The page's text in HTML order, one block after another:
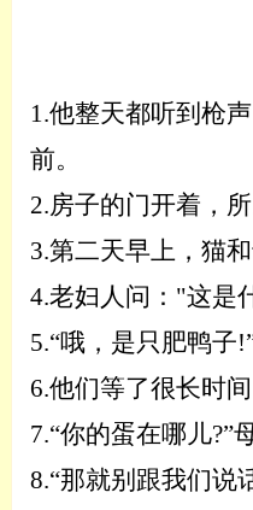
1.他整天都听到枪
前。
2.房子的门开着，
3.第二天早上，猫
4.老妇人问： "这是
5.“哦，是只肥鸭子
6.他们等了很长时
7.“你的蛋在哪儿?”
8.“那就别跟我们说